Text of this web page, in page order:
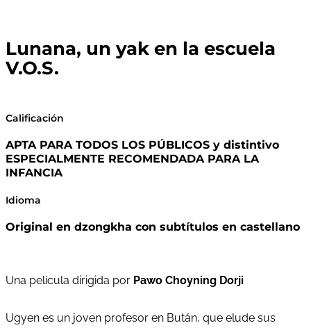
Lunana, un yak en la escuela
V.O.S.
Calificación
APTA PARA TODOS LOS PÚBLICOS y distintivo
ESPECIALMENTE RECOMENDADA PARA LA
INFANCIA
Idioma
Original en dzongkha con subtítulos en castellano
Una película dirigida por Pawo Choyning Dorji
Ugyen es un joven profesor en Bután, que elude sus